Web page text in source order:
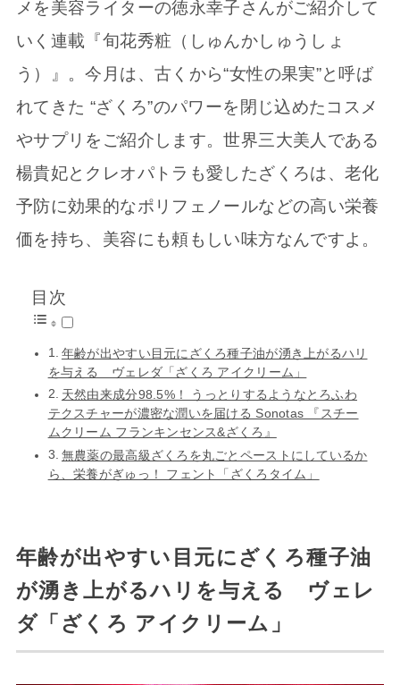
メを美容ライターの徳永幸子さんがご紹介して
いく連載『旬花秀粧（しゅんかしゅうしょ
う）』。今月は、古くから“女性の果実”と呼ば
れてきた “ざくろ”のパワーを閉じ込めたコスメ
やサプリをご紹介します。世界三大美人である
楊貴妃とクレオパトラも愛したざくろは、老化
予防に効果的なポリフェノールなどの高い栄養
価を持ち、美容にも頼もしい味方なんですよ。
目次
年齢が出やすい目元にざくろ種子油が湧き上がるハリ
を与える ヴェレダ「ざくろ アイクリーム」
天然由来成分98.5%！ うっとりするようなとろふわ
テクスチャーが濃密な潤いを届ける Sonotas 『スチー
ムクリーム フランキンセンス&ざくろ』
無農薬の最高級ざくろを丸ごとペーストにしているか
ら、栄養がぎゅっ！ フェント「ざくろタイム」
年齢が出やすい目元にざくろ種子油
が湧き上がるハリを与える ヴェレ
ダ「ざくろ アイクリーム」